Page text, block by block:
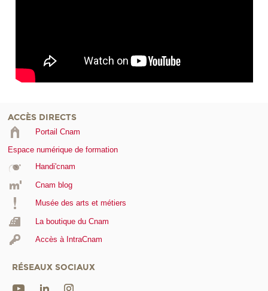
ACCÈS DIRECTS
Portail Cnam
Espace numérique de formation
Handi'cnam
Cnam blog
Musée des arts et métiers
La boutique du Cnam
Accès à IntraCnam
RÉSEAUX SOCIAUX